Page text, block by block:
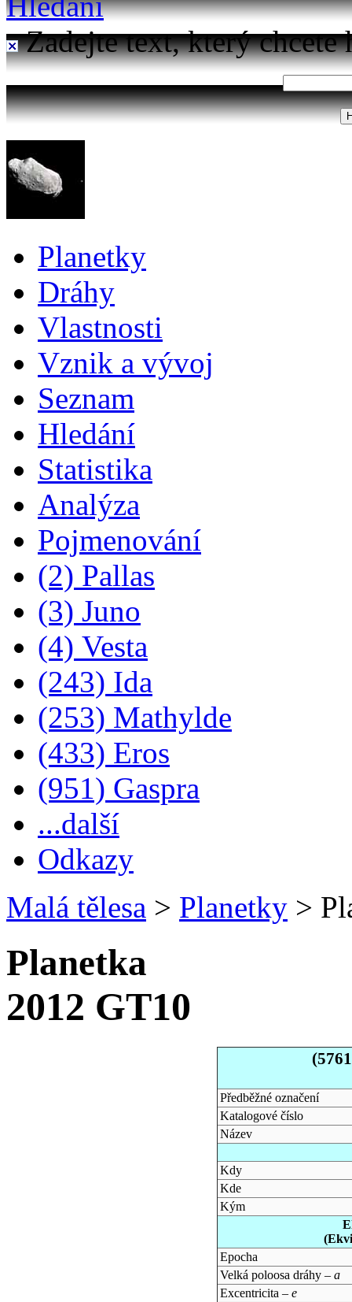
Zadejte text, který chcete
Planetky
Dráhy
Vlastnosti
Vznik a vývoj
Seznam
Hledání
Statistika
Analýza
Pojmenování
(2) Pallas
(3) Juno
(4) Vesta
(243) Ida
(253) Mathylde
(433) Eros
(951) Gaspra
...další
Odkazy
Malá tělesa > Planetky >
Planetka
2012 GT10
Předběžné označení
Katalogové číslo
Název
Kdy
Kde
Kým
Epocha
Velká poloosa dráhy – a
Excentricita – e